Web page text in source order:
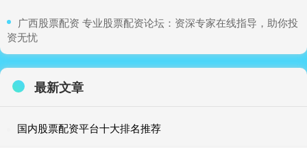
​广西股票配资 专业股票配资论坛：资深专家在线指导，助你投
资无忧
最新文章
国内股票配资平台十大排名推荐